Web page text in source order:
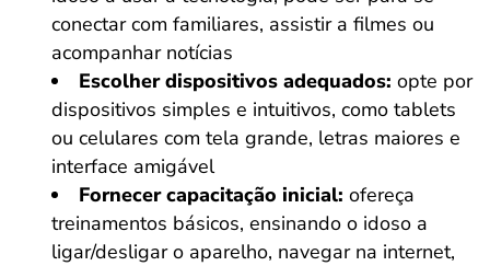
conectar com familiares, assistir a filmes ou
acompanhar notícias
Escolher dispositivos adequados: opte por
dispositivos simples e intuitivos, como tablets
ou celulares com tela grande, letras maiores e
interface amigável
Fornecer capacitação inicial: ofereça
treinamentos básicos, ensinando o idoso a
ligar/desligar o aparelho, navegar na internet,